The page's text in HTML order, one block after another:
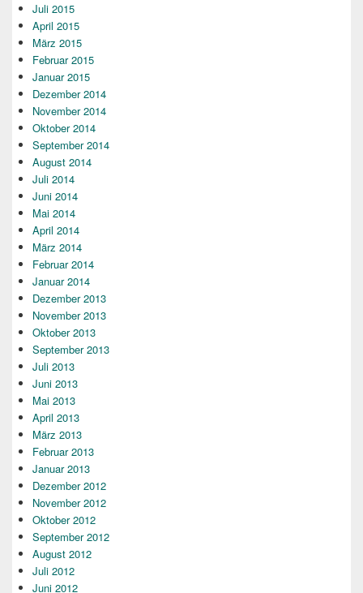
Juli 2015
April 2015
März 2015
Februar 2015
Januar 2015
Dezember 2014
November 2014
Oktober 2014
September 2014
August 2014
Juli 2014
Juni 2014
Mai 2014
April 2014
März 2014
Februar 2014
Januar 2014
Dezember 2013
November 2013
Oktober 2013
September 2013
Juli 2013
Juni 2013
Mai 2013
April 2013
März 2013
Februar 2013
Januar 2013
Dezember 2012
November 2012
Oktober 2012
September 2012
August 2012
Juli 2012
Juni 2012